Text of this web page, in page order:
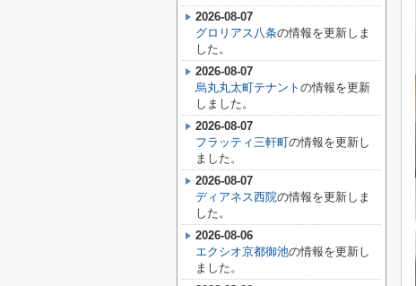
2026-08-07
グロリアス八条の情報を更新しま
した。
2026-08-07
烏丸丸太町テナント の情報を更新
しました。
2026-08-07
フラッティ三軒町の情報を更新し
ました。
2026-08-07
ディアネス西院の情報を更新しま
した。
2026-08-06
エクシオ京都御池の情報を更新し
ました。